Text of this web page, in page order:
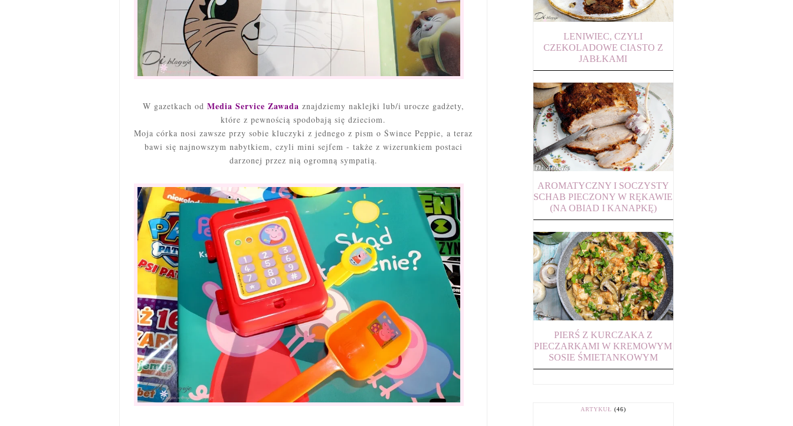
W gazetkach od Media Service Zawada znajdziemy naklejki lub/i urocze gadżety,
które z pewnością spodobają się dzieciom.
Moja córka nosi zawsze przy sobie kluczyki z jednego z pism o Śwince Peppie, a teraz
bawi się najnowszym nabytkiem, czyli mini sejfem - także z wizerunkiem postaci
darzonej przez nią ogromną sympatią.
LENIWIEC, CZYLI
CZEKOLADOWE CIASTO Z
JABŁKAMI
AROMATYCZNY I SOCZYSTY
SCHAB PIECZONY W RĘKAWIE
(NA OBIAD I KANAPKĘ)
PIERŚ Z KURCZAKA Z
PIECZARKAMI W KREMOWYM
SOSIE ŚMIETANKOWYM
ARTYKUŁ (46)